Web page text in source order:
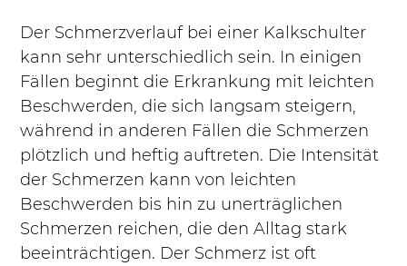
Der Schmerzverlauf bei einer Kalkschulter
kann sehr unterschiedlich sein. In einigen
Fällen beginnt die Erkrankung mit leichten
Beschwerden, die sich langsam steigern,
während in anderen Fällen die Schmerzen
plötzlich und heftig auftreten. Die Intensität
der Schmerzen kann von leichten
Beschwerden bis hin zu unerträglichen
Schmerzen reichen, die den Alltag stark
beeinträchtigen. Der Schmerz ist oft